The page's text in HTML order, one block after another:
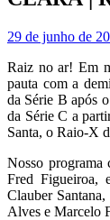
29 de junho de
Raiz no ar! Em
pauta com a
da Série B após
da Série C a
Santa, o Raio-X
Nosso programa
Fred Figueiroa,
Clauber
Alves e Marcelo